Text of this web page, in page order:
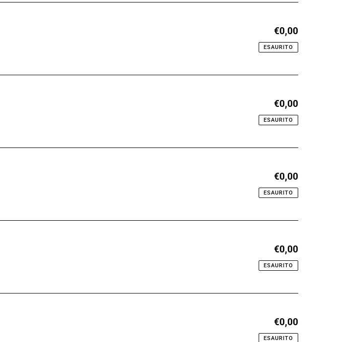
€0,00
ESAURITO
€0,00
ESAURITO
€0,00
ESAURITO
€0,00
ESAURITO
€0,00
ESAURITO